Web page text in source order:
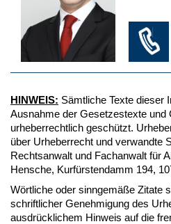
HINWEIS: Sämtliche Texte dieser
Ausnahme der Gesetzestexte und
urheberrechtlich geschützt.
über Urheberrecht und verwandte
Rechtsanwalt und Fachanwalt für
Hensche, Kurfürstendamm 194,
Wörtliche oder sinngemäße Zitate
schriftlicher Genehmigung des
ausdrücklichem Hinweis auf die